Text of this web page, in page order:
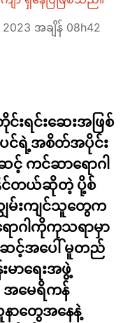
အချိန် 08h42
းရင်းဆေးအဖြစ်
င်ရဲ့အစိတ်အပိုင်း
င့် ကင်ဆာရောဂါ
နိုင်တယ်ဆိုတဲ့ ပို့စ်
မ်းကျင်သူတွေက
ာဂါကိုကုသရာမှာ
ဆင့်အပေါ် မူတည်
ာရေးအဖွဲ့
အမေရိကန်
တွေအနေနဲ့